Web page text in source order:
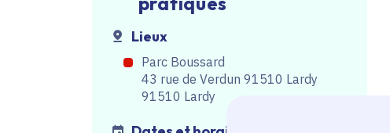
Lieux
Parc Boussard
43 rue de Verdun 91510 Lardy
91510 Lardy